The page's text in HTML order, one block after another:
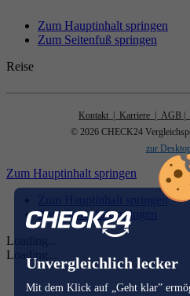
Unvergleichlich lecker
Mit dem Klick auf „Geht klar”
Zum Hauptinhalt springen
Zum Seitenfuß springen
Reise
Kontakt | Karriere | AGB
© 2026 CHECK24
zur
Zum Hauptinhalt springen
Zum Hauptinhalt springen
Zum Seitenfuß springen
Loading...
Loading...